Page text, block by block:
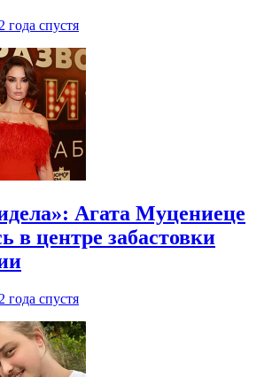
2 года спустя
Агата Муцениеце
в центре забастовки
2 года спустя